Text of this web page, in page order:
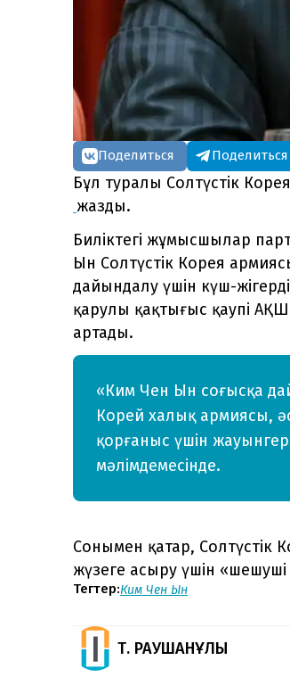
Поделиться Поделиться
Бұл туралы Солтүстік
жазды.
Биліктегі жұмысшылар
Ын Солтүстік Корея
дайындалу үшін күш-
қарулы қақтығыс қаупі
артады.
«Ким Чен Ын соғысқа
Корей халық армиясы,
қорғаныс үшін
мәлімдемесінде.
Сонымен қатар,
жүзеге асыру үшін
Тегтер:Ким Чен Ын
Т. РАУШАНҰЛЫ